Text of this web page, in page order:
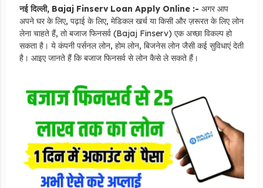
नई दिल्ली, Bajaj Finserv Loan Apply Online :- अगर आप
अपने घर के लिए, पढ़ाई के लिए, मेडिकल खर्च या किसी और ज़रूरत के लिए लोन
लेना चाहते हैं, तो बजाज फिनसर्व (Bajaj Finserv) एक अच्छा विकल्प हो
सकता है। ये कंपनी पर्सनल लोन, होम लोन, बिजनेस लोन जैसी कई सुविधाएं देती
है। आइए जानते हैं कि बजाज फिनसर्व से लोन कैसे ले सकते हैं।